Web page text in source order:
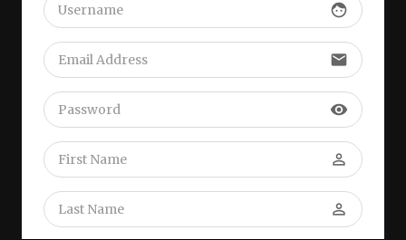
face
email
visibility
perm_identity
perm_identity